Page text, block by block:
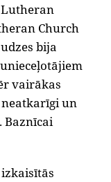
Church
bija
vairākas
un
Baznīcai